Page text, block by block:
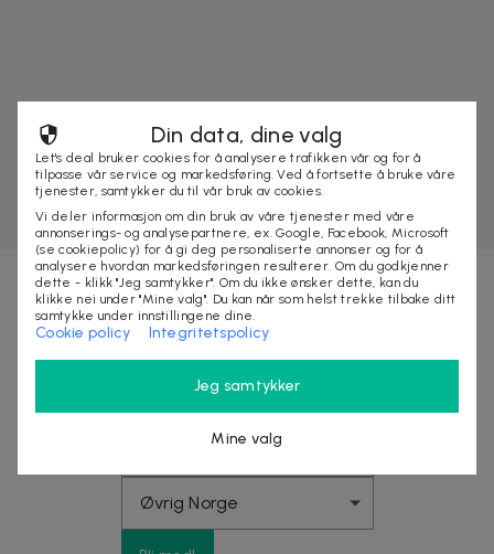
Nyhetsbrevet fylt med fordeler
Få eksklusive rabatter, tjuvstart på store
kampanjer og opptil 10% rabatt på ditt neste kjøp
Din data, dine valg
Let's deal bruker cookies for å analysere trafikken vår og for å
tilpasse vår service og markedsføring. Ved å fortsette å bruke våre
tjenester, samtykker du til vår bruk av cookies.
Vi deler informasjon om din bruk av våre tjenester med våre
annonserings- og analysepartnere, ex. Google, Facebook, Microsoft
(se cookiepolicy) for å gi deg personaliserte annonser og for å
analysere hvordan markedsføringen resulterer. Om du godkjenner
dette - klikk "Jeg samtykker". Om du ikke ønsker dette, kan du
klikke nei under "Mine valg". Du kan når som helst trekke tilbake ditt
samtykke under innstillingene dine.
Cookie policy Integritetspolicy
Jeg samtykker
Mine valg